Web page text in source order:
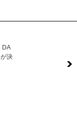
DA
決